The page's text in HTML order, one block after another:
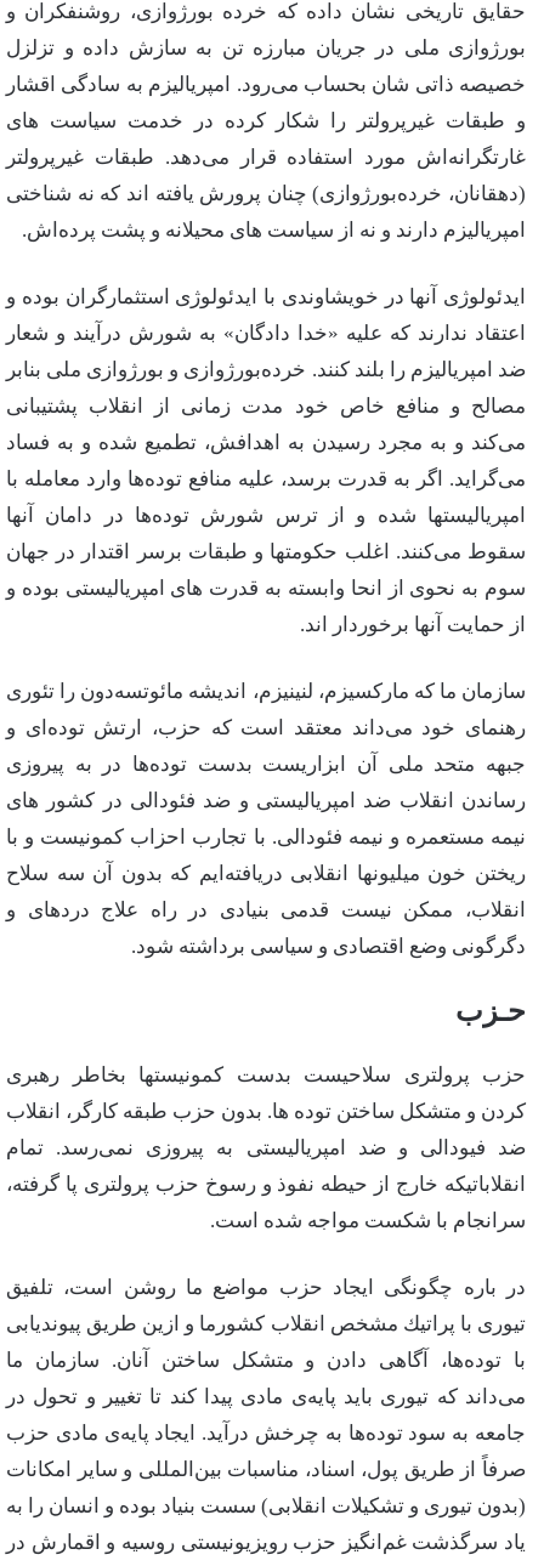
حقایق تاریخی‌ نشان‌ داده‌ كه‌ خرده‌ بورژوازی‌، روشنفكران‌ و
بورژوازی‌ ملی‌ در جریان‌ مبارزه‌ تن‌ به‌ سازش‌ داده‌ و تزلزل‌
خصیصه‌ ذاتی‌ شان‌ بحساب‌ می‌رود. امپریالیزم‌ به‌ سادگی‌ اقشار
و طبقات‌ غیرپرولتر را شكار كرده‌ در خدمت‌ سیاست‌ های‌
غارتگرانه‌اش‌ مورد استفاده‌ قرار می‌دهد. طبقات‌ غیرپرولتر
(دهقانان‌، خرده‌بورژوازی‌) چنان‌ پرورش‌ یافته‌ اند كه‌ نه‌ شناختی‌
امپریالیزم‌ دارند و نه‌ از سیاست‌ های‌ محیلانه‌ و پشت‌ پرده‌اش‌.
ایدئولوژی‌ آنها در خویشاوندی‌ با ایدئولوژی‌ استثمارگران‌ بوده‌ و
اعتقاد ندارند كه‌ علیه‌ «خدا دادگان‌» به‌ شورش‌ درآیند و شعار
ضد امپریالیزم‌ را بلند كنند. خرده‌بورژوازی‌ و بورژوازی‌ ملی‌ بنابر
مصالح‌ و منافع‌ خاص‌ خود مدت‌ زمانی‌ از انقلاب‌ پشتیبانی‌
می‌كند و به‌ مجرد رسیدن‌ به‌ اهدافش‌، تطمیع‌ شده‌ و به‌ فساد
می‌گراید. اگر به‌ قدرت‌ برسد، علیه‌ منافع‌ توده‌ها وارد معامله‌ با
امپریالیستها شده‌ و از ترس‌ شورش‌ توده‌ها در دامان‌ آنها
سقوط‌ می‌كنند. اغلب‌ حكومتها و طبقات‌ برسر اقتدار در جهان‌
سوم‌ به‌ نحوی‌ از انحا وابسته‌ به‌ قدرت‌ های‌ امپریالیستی‌ بوده‌ و
از حمایت‌ آنها برخوردار اند.
سازمان‌ ما كه‌ ماركسیزم‌، لنینیزم‌، اندیشه‌ مائوتسه‌دون‌ را تئوری‌
رهنمای‌ خود می‌داند معتقد است‌ كه‌ حزب‌، ارتش‌ توده‌ای‌ و
جبهه‌ متحد ملی‌ آن‌ ابزاریست‌ بدست‌ توده‌ها در به‌ پیروزی‌
رساندن‌ انقلاب‌ ضد امپریالیستی‌ و ضد فئودالی‌ در كشور های‌
نیمه‌ مستعمره‌ و نیمه‌ فئودالی‌. با تجارب‌ احزاب‌ كمونیست‌ و با
ریختن‌ خون‌ میلیونها انقلابی‌ دریافته‌ایم‌ كه‌ بدون‌ آن‌ سه‌ سلاح‌
انقلاب‌، ممكن‌ نیست‌ قدمی‌ بنیادی‌ در راه‌ علاج‌ دردهای‌ و
دگرگونی‌ وضع‌ اقتصادی‌ و سیاسی‌ برداشته‌ شود.
حـزب‌
حزب‌ پرولتری‌ سلاحیست‌ بدست‌ كمونیستها بخاطر رهبری‌
كردن‌ و متشكل‌ ساختن‌ توده‌ ها. بدون‌ حزب‌ طبقه‌ كارگر، انقلاب‌
ضد فیودالی‌ و ضد امپریالیستی‌ به‌ پیروزی‌ نمی‌رسد. تمام‌
انقلاباتیكه‌ خارج‌ از حیطه‌ نفوذ و رسوخ‌ حزب‌ پرولتری‌ پا گرفته‌،
سرانجام‌ با شكست‌ مواجه‌ شده‌ است‌.
در باره‌ چگونگی‌ ایجاد حزب‌ مواضع‌ ما روشن‌ است‌، تلفیق‌
تیوری‌ با پراتیك‌ مشخص‌ انقلاب‌ كشورما و ازین‌ طریق‌ پیوندیابی‌
با توده‌ها، آگاهی‌ دادن‌ و متشكل‌ ساختن‌ آنان‌. سازمان‌ ما
می‌داند كه‌ تیوری‌ باید پایه‌ی‌ مادی‌ پیدا كند تا تغییر و تحول‌ در
جامعه‌ به‌ سود توده‌ها به‌ چرخش‌ درآید. ایجاد پایه‌ی‌ مادی‌ حزب‌
صرفاً از طریق‌ پول‌، اسناد، مناسبات‌ بین‌المللی‌ و سایر امكانات‌
(بدون‌ تیوری‌ و تشكیلات‌ انقلابی‌) سست‌ بنیاد بوده‌ و انسان‌ را به‌
یاد سرگذشت غم‌انگیز حزب‌ رویزیونیستی‌ روسیه‌ و اقمارش‌ در